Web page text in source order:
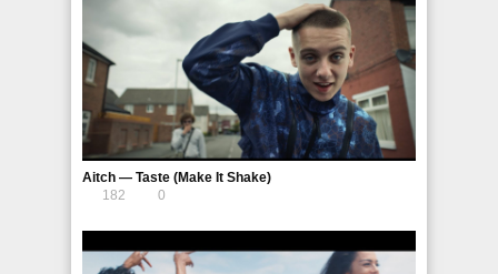
Aitch — Taste (Make It Shake)
182
0